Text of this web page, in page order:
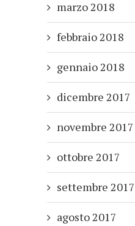
marzo 2018
febbraio 2018
gennaio 2018
dicembre 2017
novembre 2017
ottobre 2017
settembre 2017
agosto 2017